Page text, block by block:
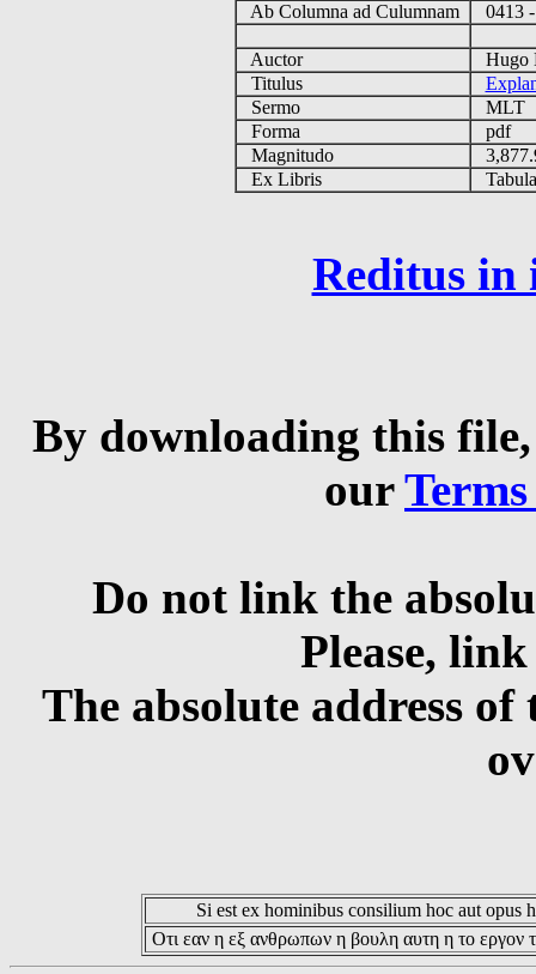
Ab Columna ad Culumnam
0413
Auctor
Hugo
Titulus
Sermo
MLT
Forma
pdf
Magnitudo
Ex Libris
Reditus in
By downloading this
our
Do not link the
Please,
The absolute address
Si est ex hominibus consilium hoc aut opus
Οτι εαν η εξ ανθρωπων η βουλη αυτη η το εργον